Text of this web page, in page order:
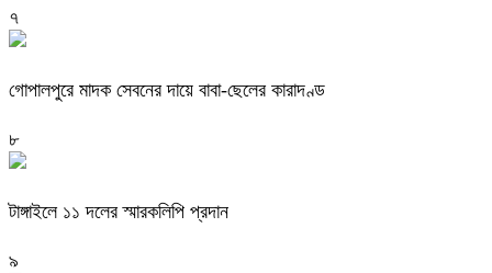
৭
গোপালপুরে মাদক সেবনের দায়ে বাবা-ছেলের কারাদণ্ড
৮
টাঙ্গাইলে ১১ দলের স্মারকলিপি প্রদান
৯